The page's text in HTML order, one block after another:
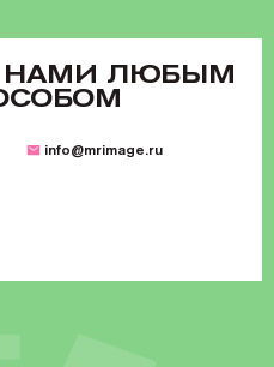
НАМИ ЛЮБЫМ
info@mrimage.ru